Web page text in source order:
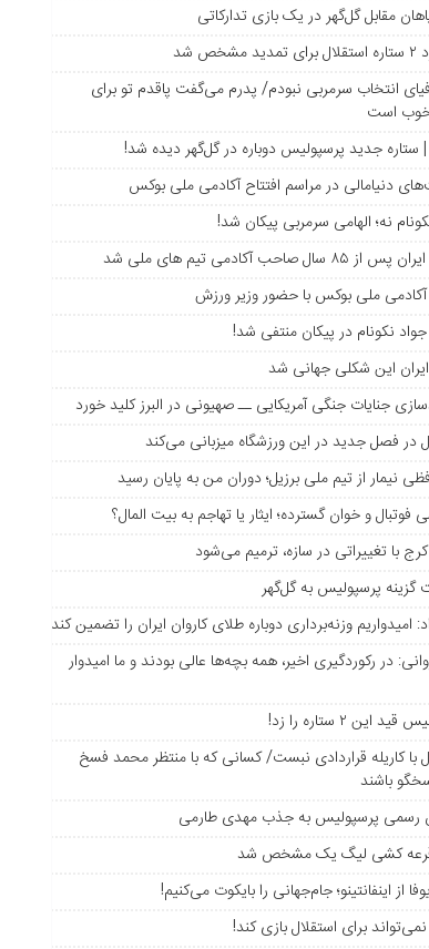
مقابل گل‌گهر در یک بازی تدارکاتی
شد
انتخاب سرمربی نبودم/ پدرم می‌گفت پاقدم تو برای
خوب است
جدید پرسپولیس دوباره در گل‌گهر دیده شد!
دنیامالی در مراسم افتتاح آکادمی ملی بوکس
نه؛ الهامی سرمربی پیکان شد!
سال صاحب آکادمی تیم های ملی شد
آکادمی ملی بوکس با حضور وزیر ورزش
نکونام در پیکان منتفی شد!
این شکلی جهانی شد
جنایات جنگی آمریکایی ــ صهیونی در البرز کلید خورد
در فصل جدید در این ورزشگاه میزبانی می‌کند
نیمار از تیم ملی برزیل؛ دوران من به پایان رسید
فوتبال و خوان گسترده؛ ایثار یا تهاجم به بیت المال؟
گزینه پرسپولیس به ‌گل‌گهر
امیدواریم وزنه‌برداری دوباره طلای کاروان ایران را تضمین کند
در رکوردگیری اخیر، همه بچه‌ها عالی بودند و ما امیدوار
این ۲ ستاره را زد!
با کاریله قراردادی نبست/ کسانی که با منتظر محمد فسخ
باشند
رسمی پرسپولیس به جذب مهدی طارمی
کشی لیگ یک مشخص شد
از اینفانتینو؛ جام‌جهانی را بایکوت می‌کنیم!
برای استقلال بازی کند!